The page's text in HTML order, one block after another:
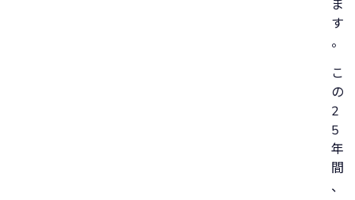
ま
す
。
こ
の
2
5
年
間
、